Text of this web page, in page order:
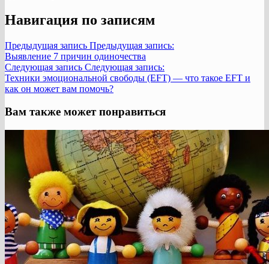
Навигация по записям
Предыдущая запись Предыдущая запись:
Выявление 7 причин одиночества
Следующая запись Следующая запись:
Техники эмоциональной свободы (EFT) — что такое EFT и
как он может вам помочь?
Вам также может понравиться